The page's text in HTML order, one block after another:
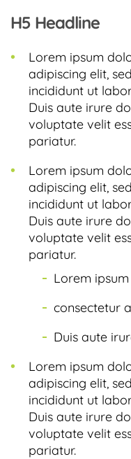
H5 Headline
Lorem ipsum
adipiscing elit,
incididunt ut
Duis aute irure
voluptate velit
pariatur.
Lorem ipsum
adipiscing elit,
incididunt ut
Duis aute irure
voluptate velit
pariatur.
Lorem ipsum
consectetur
Duis aute
Lorem ipsum
adipiscing elit,
incididunt ut
Duis aute irure
voluptate velit
pariatur.